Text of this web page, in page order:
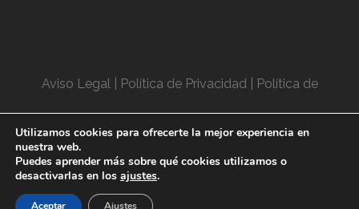
Aviso Legal | Política de Privacidad| Política de
Cookies
© 2022 Canalones Sotillos
Utilizamos cookies para ofrecerte la mejor experiencia en
nuestra web.
Puedes aprender más sobre qué cookies utilizamos o
desactivarlas en los ajustes.
Aceptar Ajustes